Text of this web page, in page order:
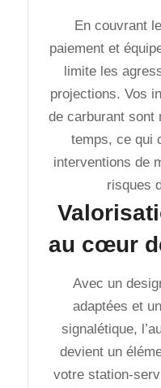
En couvrant
paiement et
limite les
projections. Vos
de carburant sont
temps, ce qui
interventions de
risques
au cœur
Avec un
adaptées et
signalétique,
devient un
votre station-